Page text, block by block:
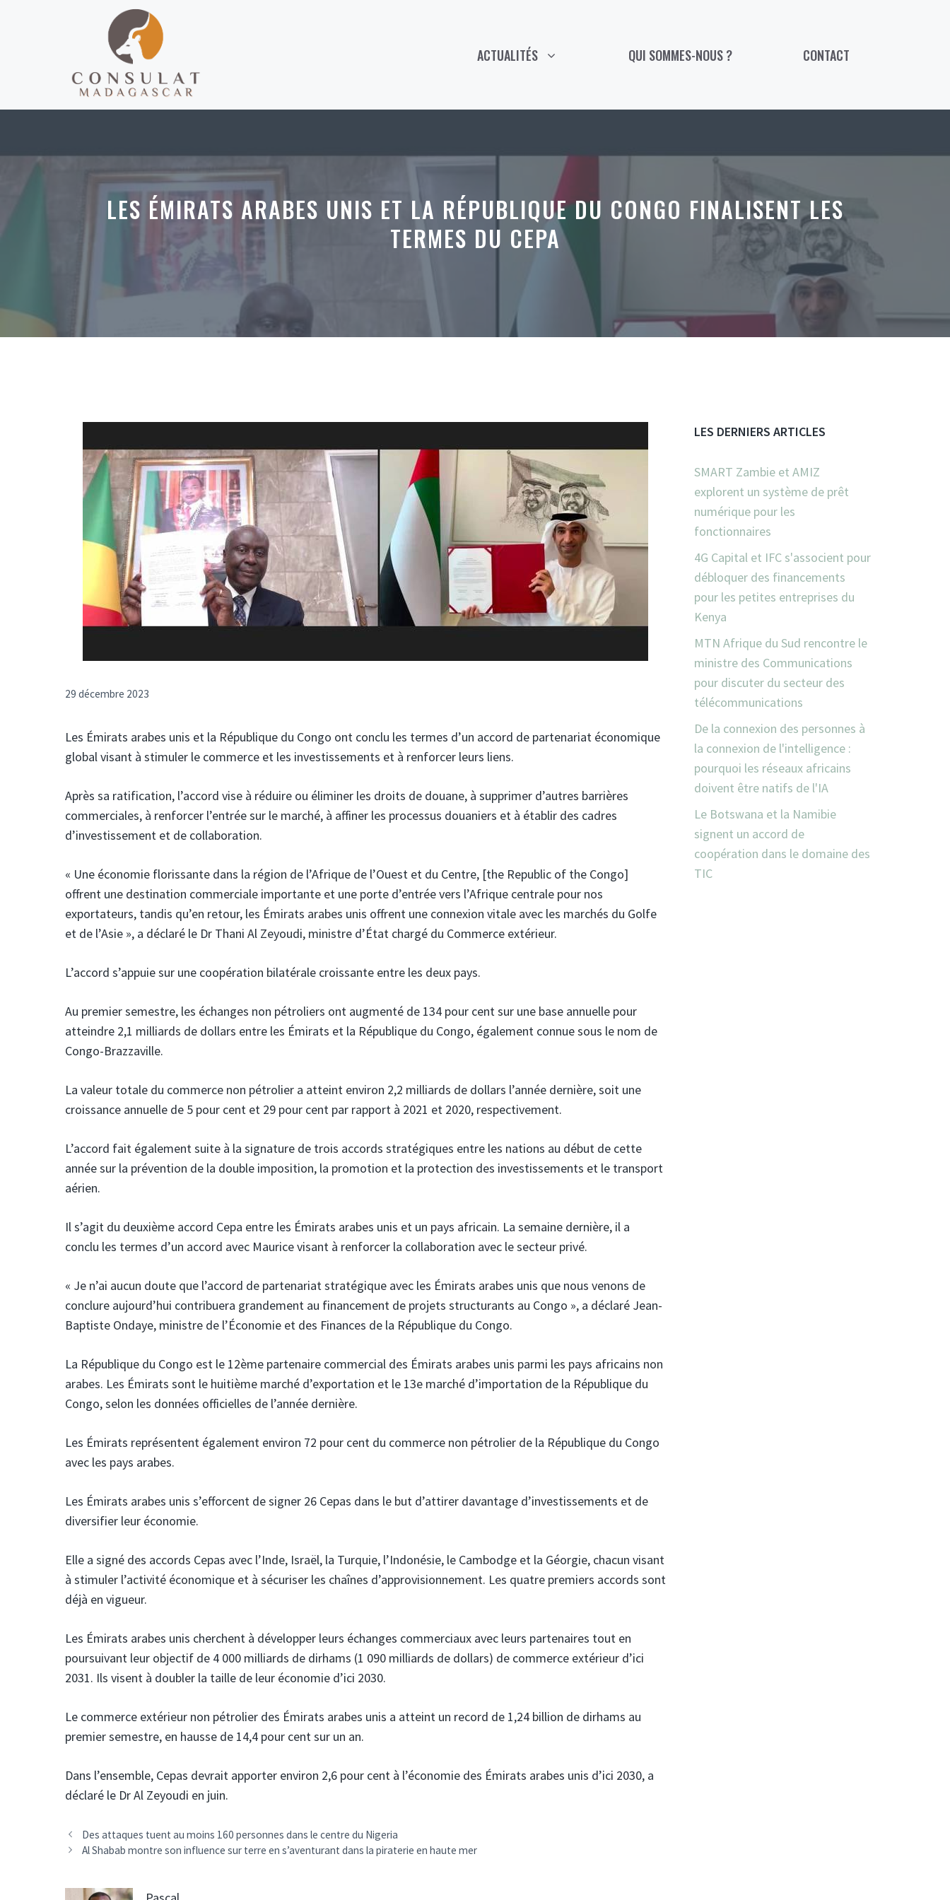
ACTUALITÉS QUI SOMMES-NOUS ? CONTACT
LES ÉMIRATS ARABES UNIS ET LA RÉPUBLIQUE DU CONGO FINALISENT LES
TERMES DU CEPA
29 décembre 2023
Les Émirats arabes unis et la République du Congo ont conclu les termes d’un accord de partenariat économique
global visant à stimuler le commerce et les investissements et à renforcer leurs liens.
Après sa ratification, l’accord vise à réduire ou éliminer les droits de douane, à supprimer d’autres barrières
commerciales, à renforcer l’entrée sur le marché, à affiner les processus douaniers et à établir des cadres
d’investissement et de collaboration.
« Une économie florissante dans la région de l’Afrique de l’Ouest et du Centre, [the Republic of the Congo]
offrent une destination commerciale importante et une porte d’entrée vers l’Afrique centrale pour nos
exportateurs, tandis qu’en retour, les Émirats arabes unis offrent une connexion vitale avec les marchés du Golfe
et de l’Asie », a déclaré le Dr Thani Al Zeyoudi, ministre d’État chargé du Commerce extérieur.
L’accord s’appuie sur une coopération bilatérale croissante entre les deux pays.
Au premier semestre, les échanges non pétroliers ont augmenté de 134 pour cent sur une base annuelle pour
atteindre 2,1 milliards de dollars entre les Émirats et la République du Congo, également connue sous le nom de
Congo-Brazzaville.
La valeur totale du commerce non pétrolier a atteint environ 2,2 milliards de dollars l’année dernière, soit une
croissance annuelle de 5 pour cent et 29 pour cent par rapport à 2021 et 2020, respectivement.
L’accord fait également suite à la signature de trois accords stratégiques entre les nations au début de cette
année sur la prévention de la double imposition, la promotion et la protection des investissements et le transport
aérien.
Il s’agit du deuxième accord Cepa entre les Émirats arabes unis et un pays africain. La semaine dernière, il a
conclu les termes d’un accord avec Maurice visant à renforcer la collaboration avec le secteur privé.
« Je n’ai aucun doute que l’accord de partenariat stratégique avec les Émirats arabes unis que nous venons de
conclure aujourd’hui contribuera grandement au financement de projets structurants au Congo », a déclaré Jean-
Baptiste Ondaye, ministre de l’Économie et des Finances de la République du Congo.
La République du Congo est le 12ème partenaire commercial des Émirats arabes unis parmi les pays africains non
arabes. Les Émirats sont le huitième marché d’exportation et le 13e marché d’importation de la République du
Congo, selon les données officielles de l’année dernière.
Les Émirats représentent également environ 72 pour cent du commerce non pétrolier de la République du Congo
avec les pays arabes.
Les Émirats arabes unis s’efforcent de signer 26 Cepas dans le but d’attirer davantage d’investissements et de
diversifier leur économie.
Elle a signé des accords Cepas avec l’Inde, Israël, la Turquie, l’Indonésie, le Cambodge et la Géorgie, chacun visant
à stimuler l’activité économique et à sécuriser les chaînes d’approvisionnement. Les quatre premiers accords sont
déjà en vigueur.
Les Émirats arabes unis cherchent à développer leurs échanges commerciaux avec leurs partenaires tout en
poursuivant leur objectif de 4 000 milliards de dirhams (1 090 milliards de dollars) de commerce extérieur d’ici
2031. Ils visent à doubler la taille de leur économie d’ici 2030.
Le commerce extérieur non pétrolier des Émirats arabes unis a atteint un record de 1,24 billion de dirhams au
premier semestre, en hausse de 14,4 pour cent sur un an.
Dans l’ensemble, Cepas devrait apporter environ 2,6 pour cent à l’économie des Émirats arabes unis d’ici 2030, a
déclaré le Dr Al Zeyoudi en juin.
Navigation
des
Des attaques tuent au moins 160 personnes dans le centre du Nigeria
Al Shabab montre son influence sur terre en s’aventurant dans la piraterie en haute mer
LES DERNIERS ARTICLES
SMART Zambie et AMIZ
explorent un système de prêt
numérique pour les
fonctionnaires
4G Capital et IFC s'associent pour
débloquer des financements
pour les petites entreprises du
Kenya
MTN Afrique du Sud rencontre le
ministre des Communications
pour discuter du secteur des
télécommunications
De la connexion des personnes à
la connexion de l'intelligence :
pourquoi les réseaux africains
doivent être natifs de l'IA
Le Botswana et la Namibie
signent un accord de
coopération dans le domaine des
TIC